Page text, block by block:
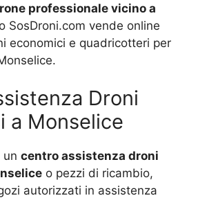
professionale vicino a
SosDroni.com vende online
economici e quadricotteri per
Droni
a Monselice
un centro assistenza droni
o pezzi di ricambio,
autorizzati in assistenza